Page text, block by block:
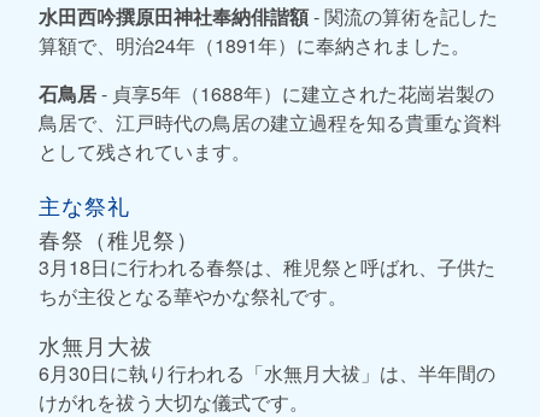
水田西吟撰原田神社奉納俳諧額- 関流の算術を記した
算額で、明治24年（1891年）に奉納されました。
石鳥居- 貞享5年（1688年）に建立された花崗岩製の
鳥居で、江戸時代の鳥居の建立過程を知る貴重な資料
として残されています。
主な祭礼
春祭（稚児祭）
3月18日に行われる春祭は、稚児祭と呼ばれ、子供た
ちが主役となる華やかな祭礼です。
水無月大祓
6月30日に執り行われる「水無月大祓」は、半年間の
けがれを祓う大切な儀式です。